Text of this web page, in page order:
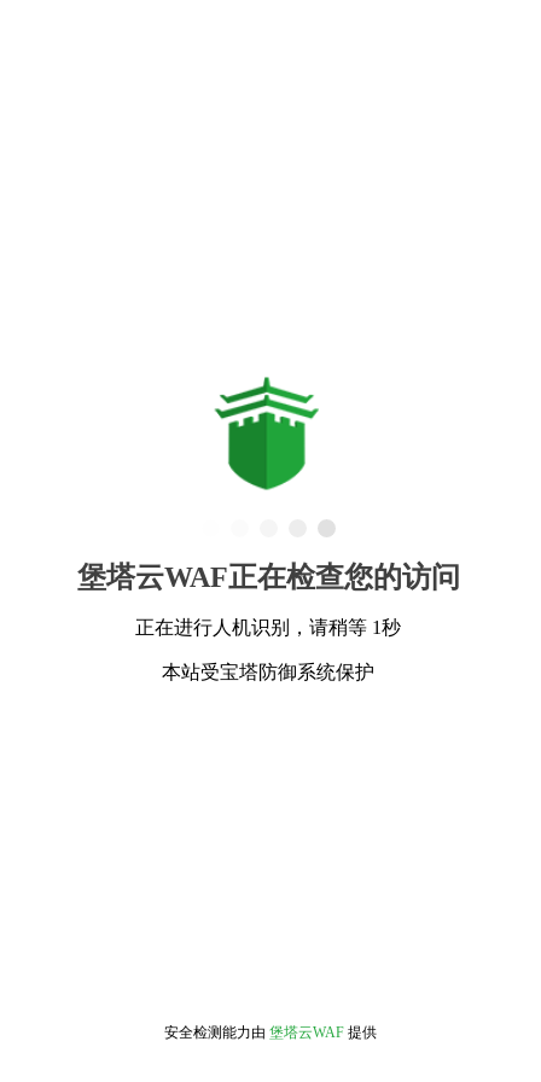
堡塔云WAF正在检查您的访问
正在进行人机识别，请稍等 1秒
本站受宝塔防御系统保护
安全检测能力由 堡塔云WAF 提供